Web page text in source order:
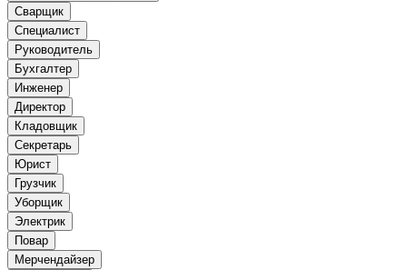
Сварщик
Специалист
Руководитель
Бухгалтер
Инженер
Директор
Кладовщик
Секретарь
Юрист
Грузчик
Уборщик
Электрик
Повар
Мерчендайзер